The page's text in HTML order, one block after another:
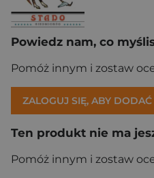
Powiedz nam, co
Pomóż innym i zostaw
ZALOGUJ SIĘ, ABY
Ten produkt nie ma
Pomóż innym i zostaw